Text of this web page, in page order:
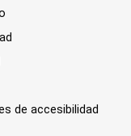
de accesibilidad